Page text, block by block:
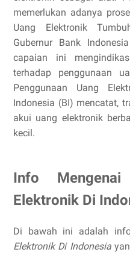
memerlukan adanya
Uang Elektronik
Gubernur Bank
capaian ini
terhadap penggunaan
Penggunaan Uang
Indonesia (BI) mencatat,
akui uang elektronik
kecil.
Info
Elektronik Di
Di bawah ini adalah
Elektronik Di Indonesia